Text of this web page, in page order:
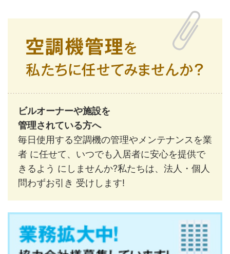
ビルオーナーや施設を
管理されている方へ
毎日使用する空調機の管理やメンテナンスを業
者 に任せて、いつでも入居者に安心を提供で
きるよう にしませんか?私たちは、法人・個人
問わずお引き 受けします!